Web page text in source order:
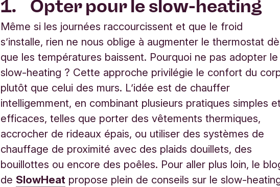
1. Opter pour le slow-heating
Même si les journées raccourcissent et que le froid
s’installe, rien ne nous oblige à augmenter le thermostat
que les températures baissent. Pourquoi ne pas adopter le
slow-heating ? Cette approche privilégie le confort du
plutôt que celui des murs. L’idée est de chauffer
intelligemment, en combinant plusieurs pratiques simples
efficaces, telles que porter des vêtements thermiques,
accrocher de rideaux épais, ou utiliser des systèmes de
chauffage de proximité avec des plaids douillets, des
bouillottes ou encore des poêles. Pour aller plus loin, le
de SlowHeat propose plein de conseils sur le slow-